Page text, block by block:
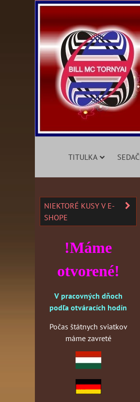
TITULKA
NIEKTORÉ KUSY V E-
SHOPE
!Máme
otvorené!
V pracovných dňoch
podľa otváracích hodín
Počas štátnych sviatkov
máme zavreté